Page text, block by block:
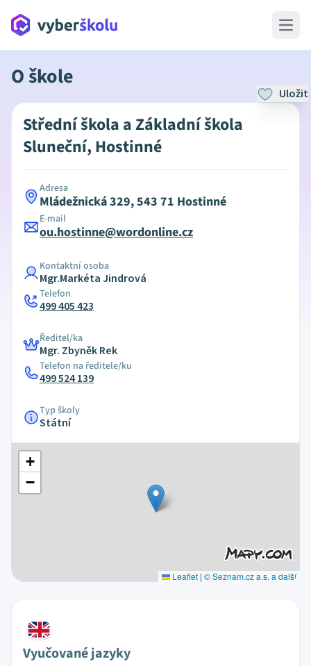
Open
O škole
Uložit
Střední škola a Základní škola
Sluneční, Hostinné
Adresa
Mládežnická 329, 543 71 Hostinné
E-mail
ou.hostinne@wordonline.cz
Kontaktní osoba
Mgr.Markéta Jindrová
Telefon
499 405 423
Ředitel/ka
Mgr. Zbyněk Rek
Telefon na ředitele/ku
499 524 139
Typ školy
Státní
+
−
Leaflet | © Seznam.cz a.s. a další
Vyučované jazyky